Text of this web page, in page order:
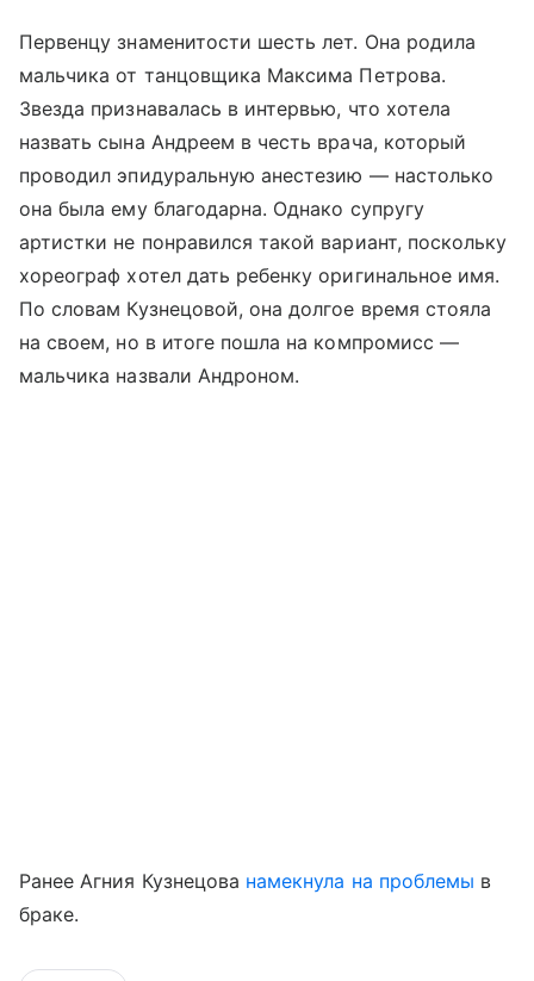
Первенцу знаменитости шесть лет. Она родила
мальчика от танцовщика Максима Петрова.
Звезда признавалась в интервью, что хотела
назвать сына Андреем в честь врача, который
проводил эпидуральную анестезию — настолько
она была ему благодарна. Однако супругу
артистки не понравился такой вариант, поскольку
хореограф хотел дать ребенку оригинальное имя.
По словам Кузнецовой, она долгое время стояла
на своем, но в итоге пошла на компромисс —
мальчика назвали Андроном.
Ранее Агния Кузнецова намекнула на проблемы в
браке.